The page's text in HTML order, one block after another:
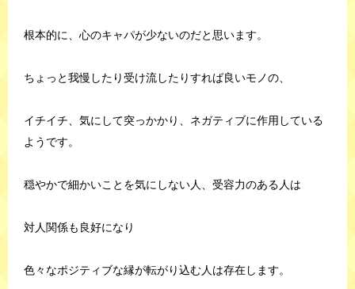
根本的に、心のキャパが少ないのだと思います。
ちょっと我慢したり受け流したりすれば良いモノの、
イチイチ、気にして突っかかり、ネガティブに作用している
ようです。
穏やかで細かいことを気にしない人、受容力のある人は
対人関係も良好になり
色々なポジティブな縁が転がり込む人は存在します。